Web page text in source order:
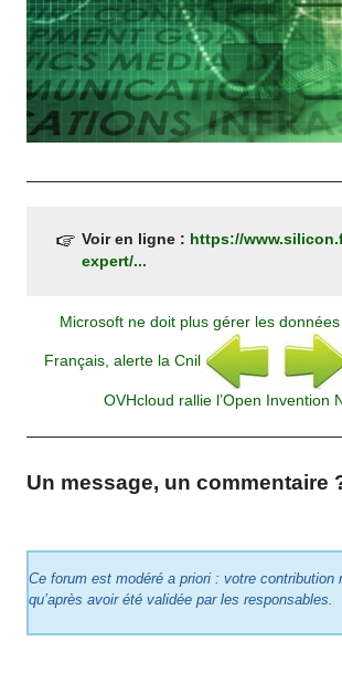
Voir en ligne : https://
expert/...
Microsoft ne doit plus gérer les
Français, alerte la Cnil
OVHcloud rallie l’Open Invention
Un message, un commentaire
Ce forum est modéré a priori : votre contribution
qu’après avoir été validée par les responsables.